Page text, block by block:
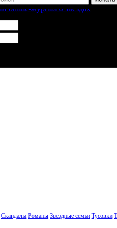
Скандалы Романы Звездные семьи Тусовки